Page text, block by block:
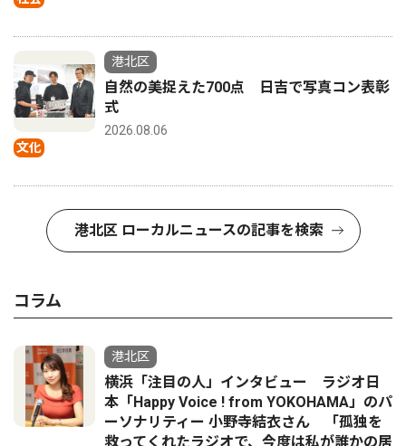
文化
港北区
自然の美捉えた700点 日吉で写真コン表彰
式
2026.08.06
港北区 ローカルニュースの記事を検索
コラム
港北区
横浜「注目の人」インタビュー ラジオ日
本「Happy Voice ! from YOKOHAMA」のパ
ーソナリティー 小野寺結衣さん 「孤独を
救ってくれたラジオで、今度は私が誰かの居